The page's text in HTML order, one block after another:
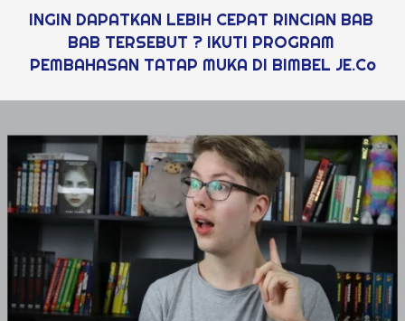
INGIN DAPATKAN LEBIH CEPAT RINCIAN BAB
BAB TERSEBUT ? IKUTI PROGRAM
PEMBAHASAN TATAP MUKA DI BIMBEL JE.Co